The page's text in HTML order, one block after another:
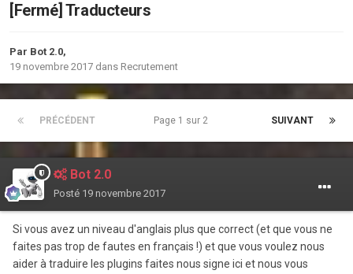
[Fermé] Traducteurs
Par Bot 2.0,
19 novembre 2017 dans Recrutement
PRÉCÉDENT SUIVANT
Page 1 sur 2
Bot 2.0
Posté 19 novembre 2017
Si vous avez un niveau d'anglais plus que correct (et que vous ne
faites pas trop de fautes en français !) et que vous voulez nous
aider à traduire les plugins faites nous signe ici et nous vous